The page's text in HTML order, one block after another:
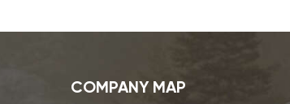
COMPANY MAP